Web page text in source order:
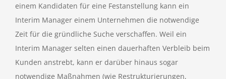
einem Kandidaten für eine Festanstellung kann ein
Interim Manager einem Unternehmen die notwendige
Zeit für die gründliche Suche verschaffen. Weil ein
Interim Manager selten einen dauerhaften Verbleib beim
Kunden anstrebt, kann er darüber hinaus sogar
notwendige Maßnahmen (wie Restrukturierungen,